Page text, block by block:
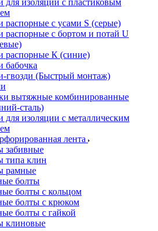
для изоляции с пластиковым
распорные с усами S (серые)
распорные c бортом и потай U
распорные К (синие)
бабочка
гвозди (Быстрый монтаж)
вытяжные комбинированные
сталь)
для изоляции с металлическим
лента
забивные
типа клин
рамные
болты
болты с кольцом
болты с крюком
болты с гайкой
клиновые